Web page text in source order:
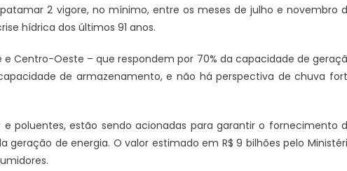
2 vigore, no mínimo, entre os meses de julho e novembro
hídrica dos últimos 91 anos.
e Centro-Oeste – que respondem por 70% da capacidade de
de armazenamento, e não há perspectiva de chuva
poluentes, estão sendo acionadas para garantir o fornecimento
geração de energia. O valor estimado em R$ 9 bilhões pelo